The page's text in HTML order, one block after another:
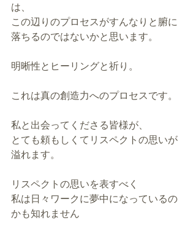
は、
この辺りのプロセスがすんなりと腑に
落ちるのではないかと思います。
明晰性とヒーリングと祈り。
これは真の創造力へのプロセスです。
私と出会ってくださる皆様が、
とても頼もしくてリスペクトの思いが
溢れます。
リスペクトの思いを表すべく
私は日々ワークに夢中になっているの
かも知れません